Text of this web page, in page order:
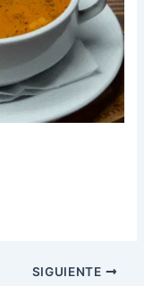
SIGUIENTE